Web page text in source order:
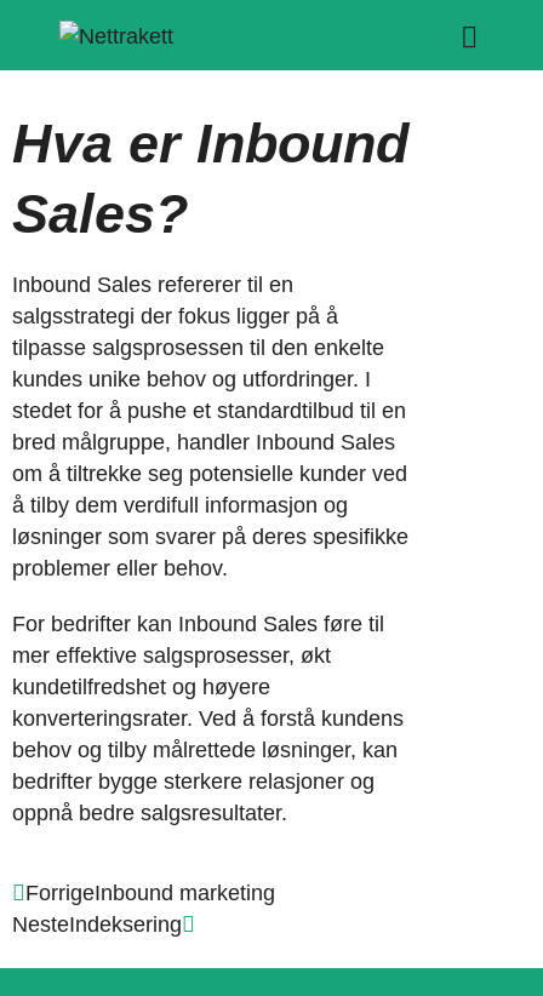
Hva er Inbound
Sales?
Inbound Sales refererer til en
salgsstrategi der fokus ligger på å
tilpasse salgsprosessen til den enkelte
kundes unike behov og utfordringer. I
stedet for å pushe et standardtilbud til en
bred målgruppe, handler Inbound Sales
om å tiltrekke seg potensielle kunder ved
å tilby dem verdifull informasjon og
løsninger som svarer på deres spesifikke
problemer eller behov.
For bedrifter kan Inbound Sales føre til
mer effektive salgsprosesser, økt
kundetilfredshet og høyere
konverteringsrater. Ved å forstå kundens
behov og tilby målrettede løsninger, kan
bedrifter bygge sterkere relasjoner og
oppnå bedre salgsresultater.
ForrigeInbound marketing
NesteIndeksering